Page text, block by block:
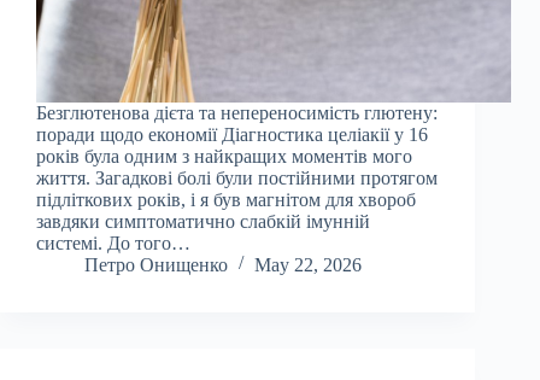
Безглютенова дієта та непереносимість глютену:
поради щодо економії Діагностика целіакії у 16
років була одним з найкращих моментів мого
життя. Загадкові болі були постійними протягом
підліткових років, і я був магнітом для хвороб
завдяки симптоматично слабкій імунній
системі. До того…
Петро Онищенко
May 22, 2026